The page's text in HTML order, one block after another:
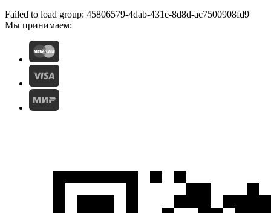
Failed to load group: 45806579-4dab-431e-8d8d-ac7500908fd9
Мы принимаем: